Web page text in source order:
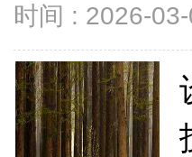
时间 : 2026-03-